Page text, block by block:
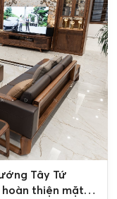
Tây Tứ
thiện mặt